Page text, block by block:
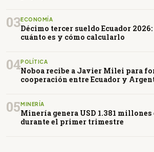
03ECONOMÍA
Décimo tercer sueldo Ecuador 2026:
cuánto es y cómo calcularlo
04POLÍTICA
Noboa recibe a Javier Milei para
cooperación entre Ecuador y
05MINERÍA
Minería genera USD 1.381
durante el primer trimestre